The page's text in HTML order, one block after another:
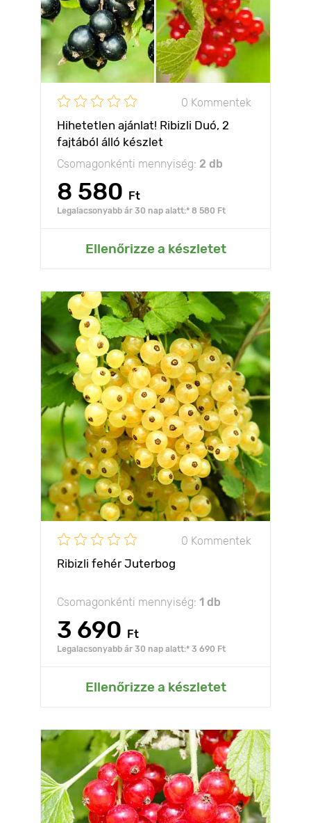
0 Kommentek
Hihetetlen ajánlat! Ribizli Duó, 2
fajtából álló készlet
Csomagonkénti mennyiség: 2 db
8 580 Ft
Legalacsonyabb ár 30 nap alatt:* 8 580 Ft
Ellenőrizze a készletet
0 Kommentek
Ribizli fehér Juterbog
Csomagonkénti mennyiség: 1 db
3 690 Ft
Legalacsonyabb ár 30 nap alatt:* 3 690 Ft
Ellenőrizze a készletet